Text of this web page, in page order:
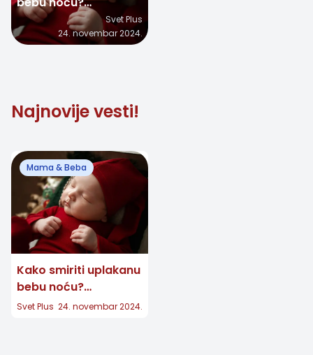
Proverena metoda
uspavljivanja za 13
Svet Plus
24. novembar 2024.
Najnovije vesti!
Mama & Beba
Kako smiriti uplakanu
bebu noću?
Proverena metoda
Svet Plus 24. novembar 2024.